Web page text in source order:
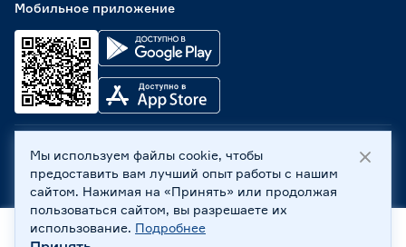
Мобильное приложение
ООО «Бауцентр Рус» 2004 -2026, 236029, г. Калининград,
ул. А.Невского, 205. ИНН 7702596813, КПП 390601001 ©
Все права защищены
Политика обработки персональных данных
Правовая информация
Мы используем файлы cookie, чтобы
предоставить вам лучший опыт работы с нашим
сайтом. Нажимая на «Принять» или продолжая
пользоваться сайтом, вы разрешаете их
использование. Подробнее